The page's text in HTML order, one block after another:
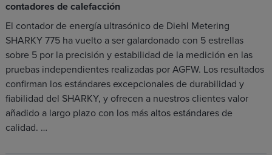
contadores de calefacción
El contador de energía ultrasónico de Diehl Metering
SHARKY 775 ha vuelto a ser galardonado con 5 estrellas
sobre 5 por la precisión y estabilidad de la medición en las
pruebas independientes realizadas por AGFW. Los resultados
confirman los estándares excepcionales de durabilidad y
fiabilidad del SHARKY, y ofrecen a nuestros clientes valor
añadido a largo plazo con los más altos estándares de
calidad. …